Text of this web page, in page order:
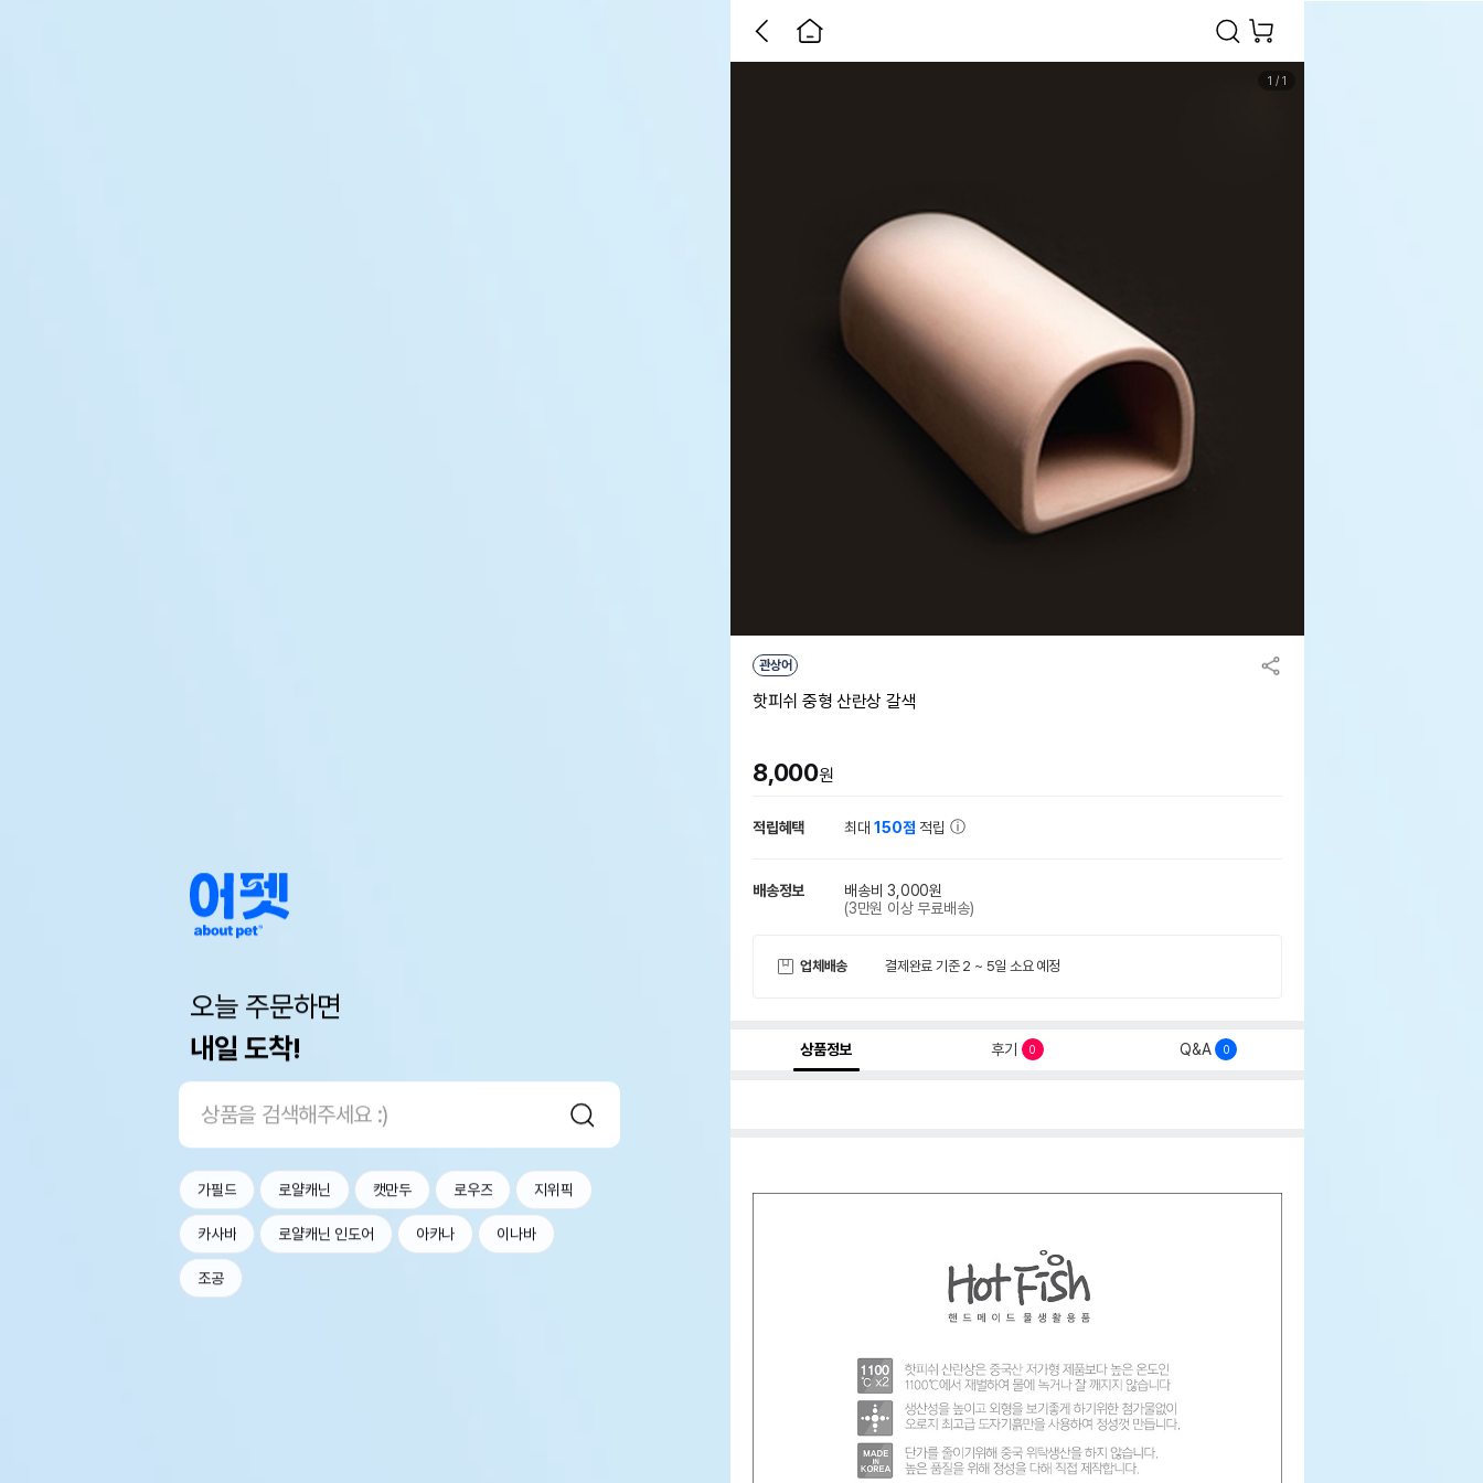
오늘 주문하면
내일 도착!
가필드 로얄캐닌 캣만두 로우즈 지위픽
카사바 로얄캐닌 인도어 아카나 이나바
조공
1 / 1
관상어
핫피쉬 중형 산란상 갈색
8,000원
적립혜택 최대150점 적립
배송정보
배송비 3,000원
(3만원 이상 무료배송)
업체배송 결제완료 기준 2 ~ 5일 소요 예정
상품정보 후기 0 Q&A 0